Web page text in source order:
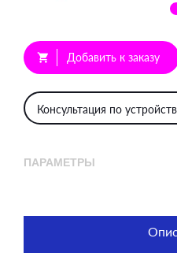
shopping_cart Добавить к заказу
Консультация по
ПАРАМЕТРЫ